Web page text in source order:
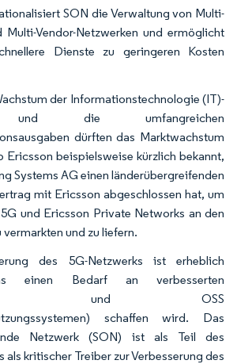
SON die Verwaltung von Multi-
Multi-Vendor-Netzwerken und ermöglicht
Dienste zu geringeren Kosten
der Informationstechnologie (IT)-
und die umfangreichen
dürften das Marktwachstum
Ericsson beispielsweise kürzlich bekannt,
Systems AG einen länderübergreifenden
mit Ericsson abgeschlossen hat, um
und Ericsson Private Networks an den
und zu liefern.
des 5G-Netzwerks ist erheblich
einen Bedarf an verbesserten
und OSS
schaffen wird. Das
Netzwerk (SON) ist als Teil des
als kritischer Treiber zur Verbesserung des